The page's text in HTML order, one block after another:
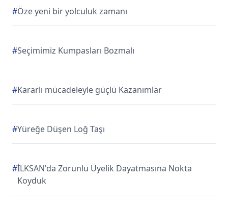
#Öze yeni bir yolculuk zamanı
#Seçimimiz Kumpasları Bozmalı
#Kararlı mücadeleyle güçlü Kazanımlar
#Yüreğe Düşen Loğ Taşı
#İLKSAN'da Zorunlu Üyelik Dayatmasına Nokta
Koyduk